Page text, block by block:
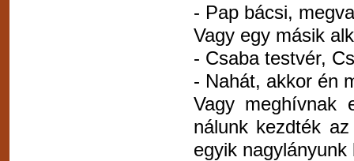
- Pap bácsi,
Vagy egy másik
- Csaba testvér,
- Nahát, akkor én
Vagy meghívnak
nálunk kezdték
egyik